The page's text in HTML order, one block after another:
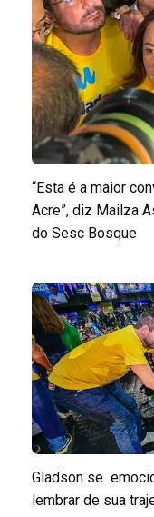
“Esta é a maior
Acre”, diz Mailza
do Sesc Bosque
Gladson se
lembrar de sua